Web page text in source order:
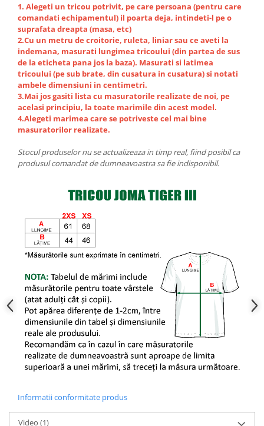
1. Alegeti un tricou potrivit, pe care persoana (pentru care
comandati echipamentul) il poarta deja, intindeti-l pe o
suprafata dreapta (masa, etc)
2.Cu un metru de croitorie, ruleta, liniar sau ce aveti la
indemana, masurati lungimea tricoului (din partea de sus
de la eticheta pana jos la baza). Masurati si latimea
tricoului (pe sub brate, din cusatura in cusatura) si notati
ambele dimensiuni in centimetri.
3.Mai jos gasiti lista cu masuratorile realizate de noi, pe
acelasi principiu, la toate marimile din acest model.
4.Alegeti marimea care se potriveste cel mai bine
masuratorilor realizate.
Stocul produselor nu se actualizeaza in timp real, fiind posibil ca
produsul comandat de dumneavoastra sa fie indisponibil.
Informatii conformitate produs
Video (1)